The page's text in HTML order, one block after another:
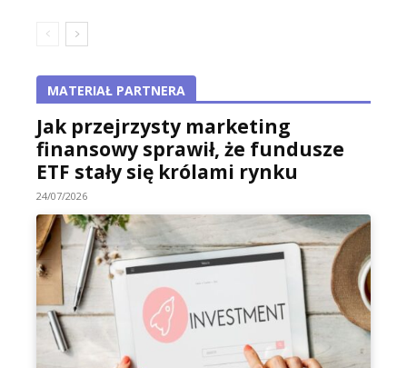
MATERIAŁ PARTNERA
Jak przejrzysty marketing
finansowy sprawił, że fundusze
ETF stały się królami rynku
24/07/2026